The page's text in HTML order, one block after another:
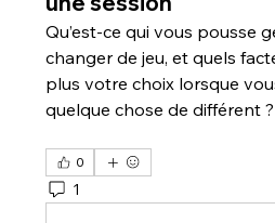
Qu’est-ce qui vous pousse
changer de jeu, et quels
plus votre choix lorsque
quelque chose de différent ?
0
1